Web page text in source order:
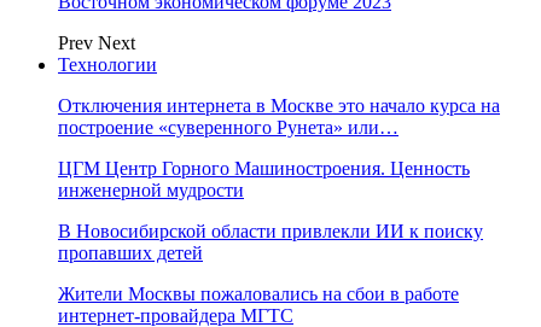
Prev Next
Технологии
Отключения интернета в Москве это начало курса на
построение «суверенного Рунета» или…
ЦГМ Центр Горного Машиностроения. Ценность
инженерной мудрости
В Новосибирской области привлекли ИИ к поиску
пропавших детей
Жители Москвы пожаловались на сбои в работе
интернет-провайдера МГТС